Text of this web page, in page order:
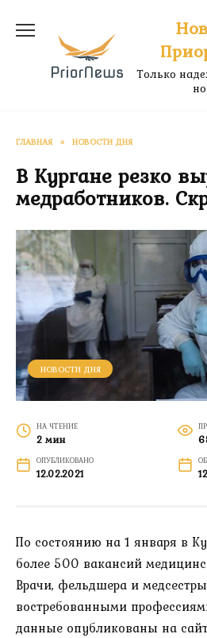
содержанию
Только
ГЛАВНАЯ » НОВОСТИ ДНЯ
В Кургане резко
медработников.
НОВОСТИ ДНЯ
НА ЧТЕНИЕ
2 мин
ОПУБЛИКОВАНО
12.02.2021
По состоянию на 1 января в
более 500 вакансий
Врачи, фельдшера и
востребованными
данные опубликованы на